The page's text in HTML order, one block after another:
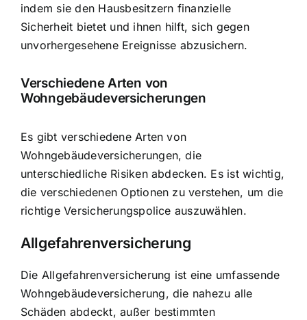
indem sie den Hausbesitzern finanzielle
Sicherheit bietet und ihnen hilft, sich gegen
unvorhergesehene Ereignisse abzusichern.
Verschiedene Arten von
Wohngebäudeversicherungen
Es gibt verschiedene Arten von
Wohngebäudeversicherungen, die
unterschiedliche Risiken abdecken. Es ist wichtig,
die verschiedenen Optionen zu verstehen, um die
richtige Versicherungspolice auszuwählen.
Allgefahrenversicherung
Die Allgefahrenversicherung ist eine umfassende
Wohngebäudeversicherung, die nahezu alle
Schäden abdeckt, außer bestimmten